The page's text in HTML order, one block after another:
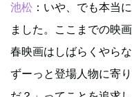
池松 ：いや、でも本当
ました。ここまでの映
春映画はしばらくやら
ずーっと登場人物に寄